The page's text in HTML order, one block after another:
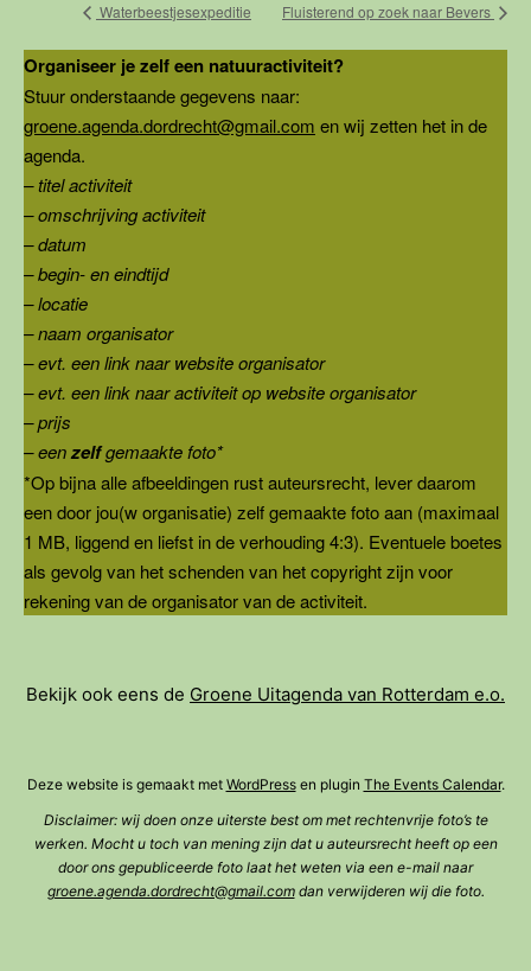
Waterbeestjesexpeditie Fluisterend op zoek naar Bevers
Organiseer je zelf een natuuractiviteit?
Stuur onderstaande gegevens naar:
groene.agenda.dordrecht@gmail.com en wij zetten het in de
agenda.
– titel activiteit
– omschrijving activiteit
– datum
– begin- en eindtijd
– locatie
– naam organisator
– evt. een link naar website organisator
– evt. een link naar activiteit op website organisator
– prijs
– eenzelfgemaakte foto*
*Op bijna alle afbeeldingen rust auteursrecht, lever daarom
een door jou(w organisatie) zelf gemaakte foto aan (maximaal
1 MB, liggend en liefst in de verhouding 4:3). Eventuele boetes
als gevolg van het schenden van het copyright zijn voor
rekening van de organisator van de activiteit.
Bekijk ook eens de Groene Uitagenda van Rotterdam e.o.
Deze website is gemaakt met WordPressen plugin The Events Calendar.
Disclaimer: wij doen onze uiterste best om met rechtenvrije foto’s te
werken. Mocht u toch van mening zijn dat u auteursrecht heeft op een
door ons gepubliceerde foto laat het weten via een e-mail naar
groene.agenda.dordrecht@gmail.comdan verwijderen wij die foto.